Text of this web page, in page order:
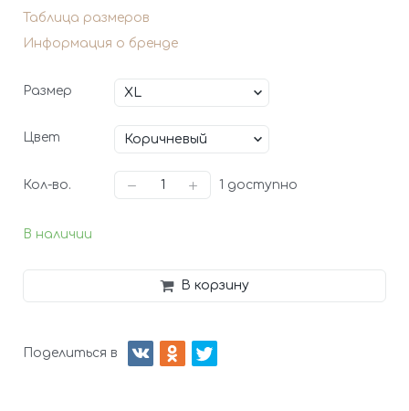
В наличии
Таблица размеров
Информация о бренде
Размер
Цвет
Кол-во. 1 доступно
В корзину
Поделиться в